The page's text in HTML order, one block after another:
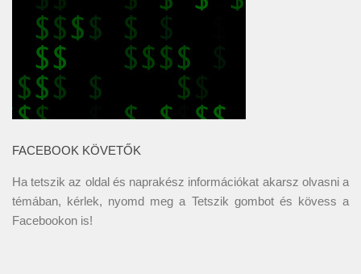
FACEBOOK KÖVETŐK
Ha tetszik az oldal és naprakész információkat akarsz olvasni a
témában, kérlek, nyomd meg a Tetszik gombot és kövess a
Facebookon is!